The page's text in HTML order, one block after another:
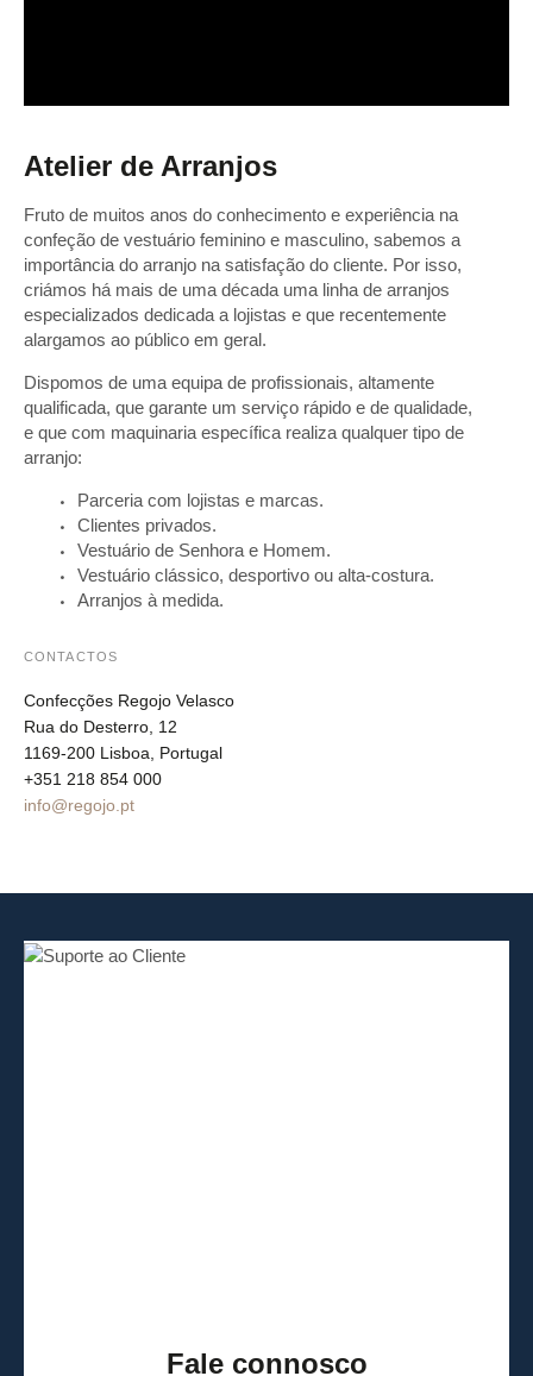
CONTACTOS
Confecções Regojo Velasco
Rua do Desterro, 12
1169-200 Lisboa, Portugal
+351 218 854 000
info@regojo.pt
Atelier de Arranjos
Fruto de muitos anos do conhecimento e experiência na
confeção de vestuário feminino e masculino, sabemos a
importância do arranjo na satisfação do cliente. Por isso,
criámos há mais de uma década uma linha de arranjos
especializados dedicada a lojistas e que recentemente
alargamos ao público em geral.
Dispomos de uma equipa de profissionais, altamente
qualificada, que garante um serviço rápido e de qualidade,
e que com maquinaria específica realiza qualquer tipo de
arranjo:
Parceria com lojistas e marcas.
Clientes privados.
Vestuário de Senhora e Homem.
Vestuário clássico, desportivo ou alta-costura.
Arranjos à medida.
Fale connosco